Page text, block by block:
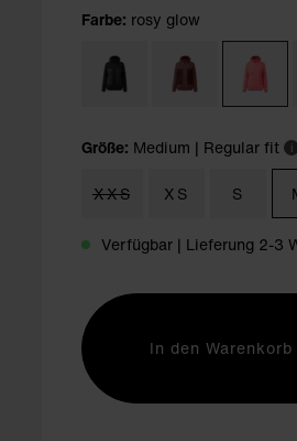
Farbe: rosy glow
Größe: Medium | Regular fit i
XXS XS S
Verfügbar | Lieferung 2-3
In den Warenkorb